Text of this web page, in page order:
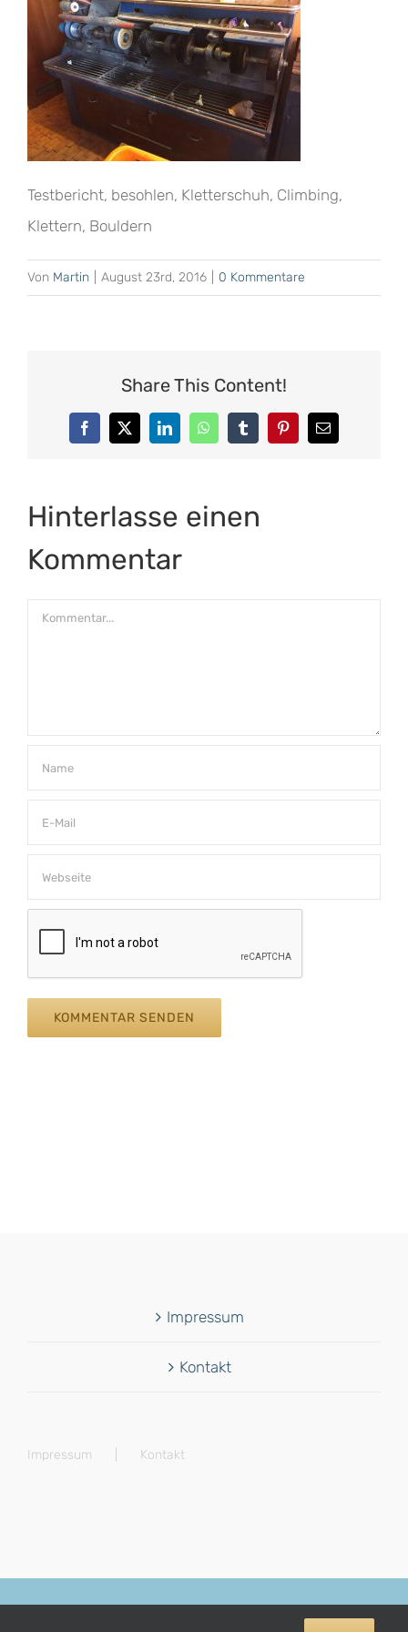
Testbericht, besohlen, Kletterschuh, Climbing,
Klettern, Bouldern
Von Martin August 23rd, 2016 0 Kommentare
Share This Content!
Facebook
X LinkedInWhatsAppTumblrPinterest
E-
Mail
Hinterlasse einen
Kommentar
Kommentar
Impressum
Kontakt
Impressum Kontakt